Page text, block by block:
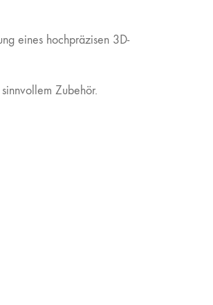
eines hochpräzisen 3D-
Zubehör.